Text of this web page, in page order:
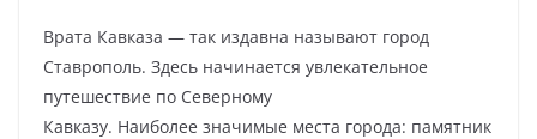
Врата Кавказа — так издавна называют город
Ставрополь. Здесь начинается увлекательное
путешествие по Северному
Кавказу. Наиболее значимые места города: памятник